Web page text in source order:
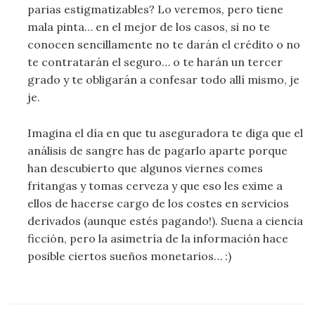
parias estigmatizables? Lo veremos, pero tiene
mala pinta… en el mejor de los casos, si no te
conocen sencillamente no te darán el crédito o no
te contratarán el seguro… o te harán un tercer
grado y te obligarán a confesar todo allí mismo, je
je.
Imagina el día en que tu aseguradora te diga que el
análisis de sangre has de pagarlo aparte porque
han descubierto que algunos viernes comes
fritangas y tomas cerveza y que eso les exime a
ellos de hacerse cargo de los costes en servicios
derivados (aunque estés pagando!). Suena a ciencia
ficción, pero la asimetría de la información hace
posible ciertos sueños monetarios… :)